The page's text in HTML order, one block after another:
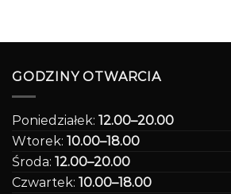
GODZINY OTWARCIA
Poniedziałek: 12.00–20.00
Wtorek: 10.00–18.00
Środa: 12.00–20.00
Czwartek: 10.00–18.00